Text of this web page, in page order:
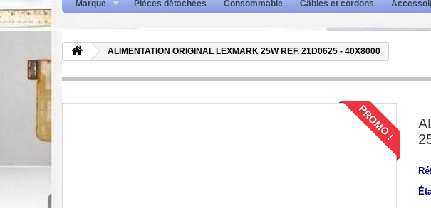
Marque Pièces détachées Consommable Câbles et cordons
ALIMENTATION ORIGINAL LEXMARK 25W REF. 21D0625 - 40X8000
PROMO !